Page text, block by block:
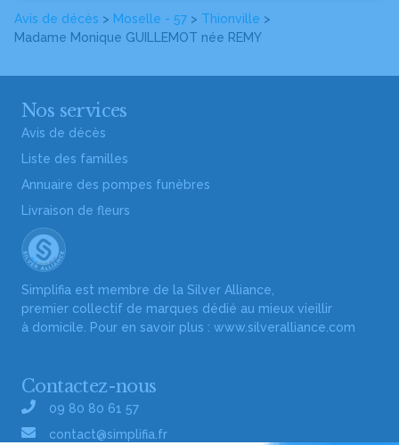
Avis de décès > Moselle - 57 > Thionville >
Madame Monique GUILLEMOT née REMY
Nos services
Avis de décès
Liste des familles
Annuaire des pompes funèbres
Livraison de fleurs
Simplifia est membre de la Silver Alliance,
premier collectif de marques dédié au mieux vieillir
à domicile. Pour en savoir plus : www.silveralliance.com
Contactez-nous
09 80 80 61 57
contact@simplifia.fr